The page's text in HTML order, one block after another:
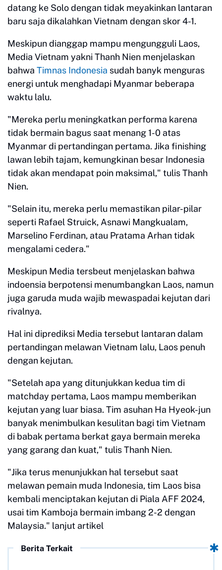
datang ke Solo dengan tidak meyakinkan lantaran
baru saja dikalahkan Vietnam dengan skor 4-1.
Meskipun dianggap mampu mengungguli Laos,
Media Vietnam yakni Thanh Nien menjelaskan
bahwa Timnas Indonesia sudah banyk menguras
energi untuk menghadapi Myanmar beberapa
waktu lalu.
"Mereka perlu meningkatkan performa karena
tidak bermain bagus saat menang 1-0 atas
Myanmar di pertandingan pertama. Jika finishing
lawan lebih tajam, kemungkinan besar Indonesia
tidak akan mendapat poin maksimal," tulis Thanh
Nien.
"Selain itu, mereka perlu memastikan pilar-pilar
seperti Rafael Struick, Asnawi Mangkualam,
Marselino Ferdinan, atau Pratama Arhan tidak
mengalami cedera."
Meskipun Media tersbeut menjelaskan bahwa
indoensia berpotensi menumbangkan Laos, namun
juga garuda muda wajib mewaspadai kejutan dari
rivalnya.
Hal ini diprediksi Media tersebut lantaran dalam
pertandingan melawan Vietnam lalu, Laos penuh
dengan kejutan.
"Setelah apa yang ditunjukkan kedua tim di
matchday pertama, Laos mampu memberikan
kejutan yang luar biasa. Tim asuhan Ha Hyeok-jun
banyak menimbulkan kesulitan bagi tim Vietnam
di babak pertama berkat gaya bermain mereka
yang garang dan kuat," tulis Thanh Nien.
"Jika terus menunjukkan hal tersebut saat
melawan pemain muda Indonesia, tim Laos bisa
kembali menciptakan kejutan di Piala AFF 2024,
usai tim Kamboja bermain imbang 2-2 dengan
Malaysia." lanjut artikel
Berita Terkait